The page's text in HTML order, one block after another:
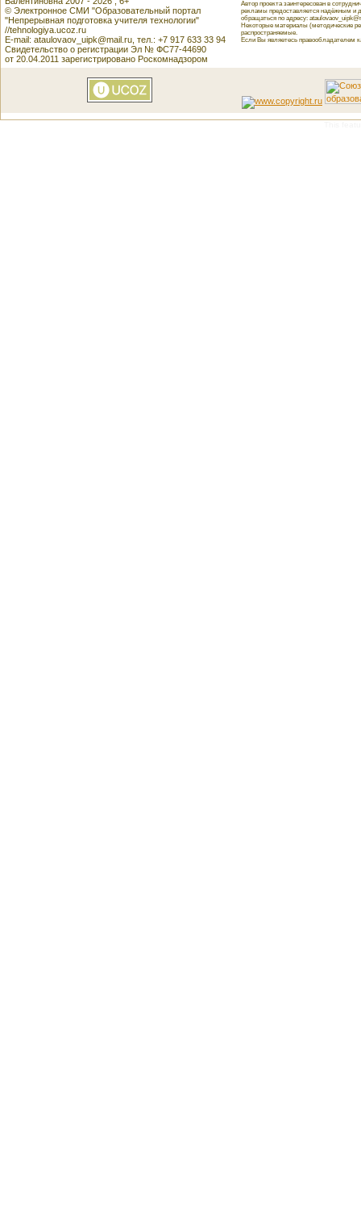
© Электронное СМИ "Образовательный портал
"Непрерывная подготовка учителя технологии"
//tehnologiya.ucoz.ru
E-mail: ataulovaov_uipk@mail.ru, тел.: +7 917 633 33 94
Свидетельство о регистрации Эл № ФС77-44690
от 20.04.2011 зарегистрировано Роскомнадзором
Автор проекта заинтересован в
рекламы предоставляется надёжным и
обращаться по адресу:
Некоторые материалы (методические
распространяемые.
Если Вы являетесь правообладателем